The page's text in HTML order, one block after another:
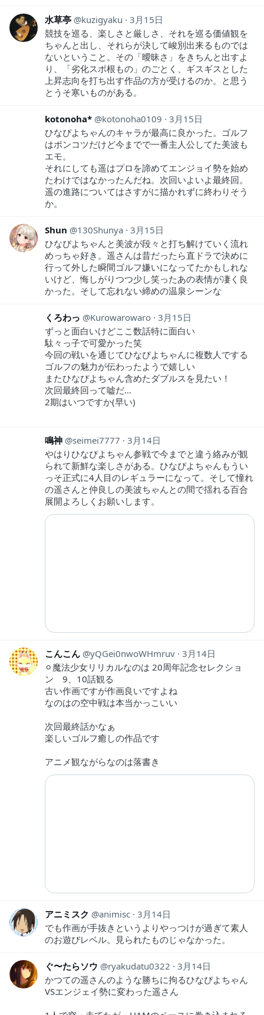
水草亭 kuzigyaku
3月15日
競技を巡る、楽しさと厳しさ、それを巡る価値観を
ちゃんと出し、それらが決して峻別出来るものでは
ないということ。その「曖昧さ」をきちんと出すよ
り、「劣化スポ根もの」のごとく、ギスギスとした
上昇志向を打ち出す作品の方が受けるのか。と思う
とうそ寒いものがある。
kotonoha* kotonoha0109
3月15日
ひなぴよちゃんのキャラが最高に良かった。ゴルフ
はポンコツだけど今までで一番主人公してた美波も
エモ。
それにしても遥はプロを諦めてエンジョイ勢を始め
たわけではなかったんだね。次回いよいよ最終回。
遥の進路についてはさすがに描かれずに終わりそう
か。
Shun 130Shunya 3月15日
ひなぴよちゃんと美波が段々と打ち解けていく流れ
めっちゃ好き。遥さんは昔だったら直ドラで決めに
行って外した瞬間ゴルフ嫌いになってたかもしれな
いけど、悔しがりつつ少し笑ったあの表情が凄く良
かった。そして忘れない締めの温泉シーンな
くろわっ Kurowarowaro 3月15日
ずっと面白いけどここ数話特に面白い
駄々っ子で可愛かった笑
今回の戦いを通じてひなぴよちゃんに複数人でする
ゴルフの魅力が伝わったようで嬉しい
またひなぴよちゃん含めたダブルスを見たい！
次回最終回って嘘だ…
2期はいつですか(早い)
鳴神 seimei7777
3月14日
やはりひなぴよちゃん参戦で今までと違う絡みが観
られて新鮮な楽しさがある。ひなぴよちゃんもうい
っそ正式に4人目のレギュラーになって。そして憧れ
の遥さんと仲良しの美波ちゃんとの間で揺れる百合
展開よろしくお願いします。
こんこん yQGei0nwoWHmruv 3月14日
⚪︎魔法少女リリカルなのは 20周年記念セレクショ
ン 9、10話観る
古い作画ですが作画良いですよね
なのはの空中戦は本当かっこいい
次回最終話かなぁ
楽しいゴルフ癒しの作品です
アニメ観ながらなのは落書き
アニミスク animisc 3月14日
でも作画が手抜きというよりやっつけが過ぎて素人
のお遊びレベル。見られたものじゃなかった。
ぐ〜たらソウ ryakudatu0322
3月14日
かつての遥さんのような勝ちに拘るひなぴよちゃん
VSエンジェイ勢に変わった遥さん